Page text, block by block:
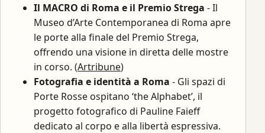
Il MACRO di Roma e il Premio Strega - Il
Museo d’Arte Contemporanea di Roma apre
le porte alla finale del Premio Strega,
offrendo una visione in diretta delle mostre
in corso. (Artribune)
Fotografia e identità a Roma - Gli spazi di
Porte Rosse ospitano ‘the Alphabet’, il
progetto fotografico di Pauline Faieff
dedicato al corpo e alla libertà espressiva.